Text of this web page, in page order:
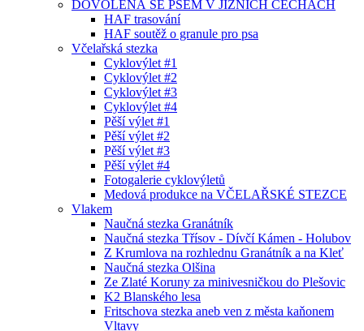
DOVOLENÁ SE PSEM V JIŽNÍCH ČECHÁCH
HAF trasování
HAF soutěž o granule pro psa
Včelařská stezka
Cyklovýlet #1
Cyklovýlet #2
Cyklovýlet #3
Cyklovýlet #4
Pěší výlet #1
Pěší výlet #2
Pěší výlet #3
Pěší výlet #4
Fotogalerie cyklovýletů
Medová produkce na VČELAŘSKÉ STEZCE
Vlakem
Naučná stezka Granátník
Naučná stezka Třísov - Dívčí Kámen - Holubov
Z Krumlova na rozhlednu Granátník a na Kleť
Naučná stezka Olšina
Ze Zlaté Koruny za minivesničkou do Plešovic
K2 Blanského lesa
Fritschova stezka aneb ven z města kaňonem
Vltavy